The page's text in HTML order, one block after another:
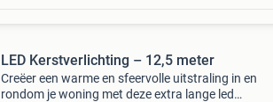
LED Kerstverlichting – 12,5 meter
Creëer een warme en sfeervolle uitstraling in en
rondom je woning met deze extra lange led